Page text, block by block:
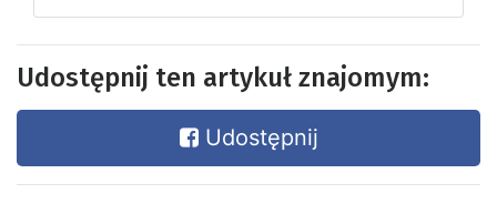
Udostępnij ten artykuł znajomym:
Udostępnij